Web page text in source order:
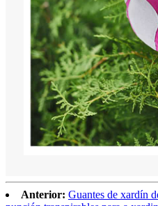
Anterior: Guantes de xardín